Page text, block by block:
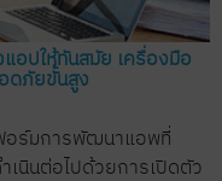
อปให้ทันสมัย ​​เครื่องมือ
ดภัยขั้นสูง
ฟอร์มการพัฒนาแอพที่
นินต่อไปด้วยการเปิดตัว